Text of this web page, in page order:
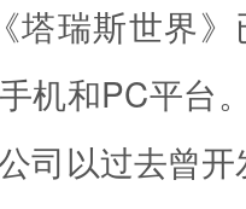
塔瑞斯世界
机和PC平台
司以过去曾